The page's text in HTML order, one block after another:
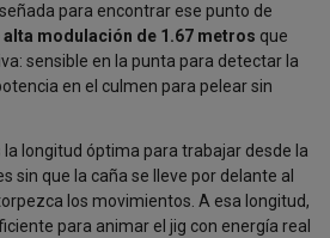
para encontrar ese punto de
alta modulación de 1.67 metros que
sensible en la punta para detectar la
en el culmen para pelear sin
longitud óptima para trabajar desde la
sin que la caña se lleve por delante al
los movimientos. A esa longitud,
para animar el jig con energía real